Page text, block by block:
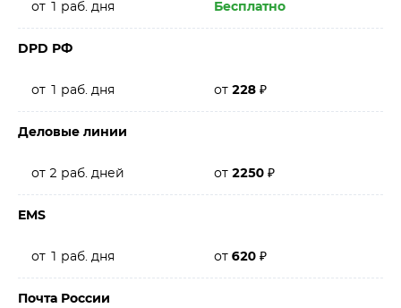
от 1 раб. дня Бесплатно
DPD РФ
от 1 раб. дня от 228 ₽
Деловые линии
от 2 раб. дней от 2250 ₽
EMS
от 1 раб. дня от 620 ₽
Почта России